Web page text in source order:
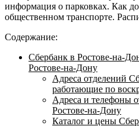
информация о парковках. Как
общественном транспорте.
Содержание:
Сбербанк в Ростове-на-
Ростове-на-Дону
Адреса отделений
работающие по
Адреса и телефоны
Ростове-на-Дону
Каталог и цены